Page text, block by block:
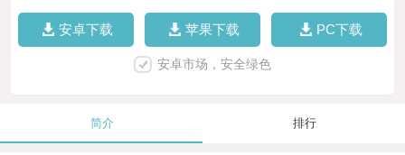
安卓下载 苹果下载 PC下载
安卓市场，安全绿色
简介 排行